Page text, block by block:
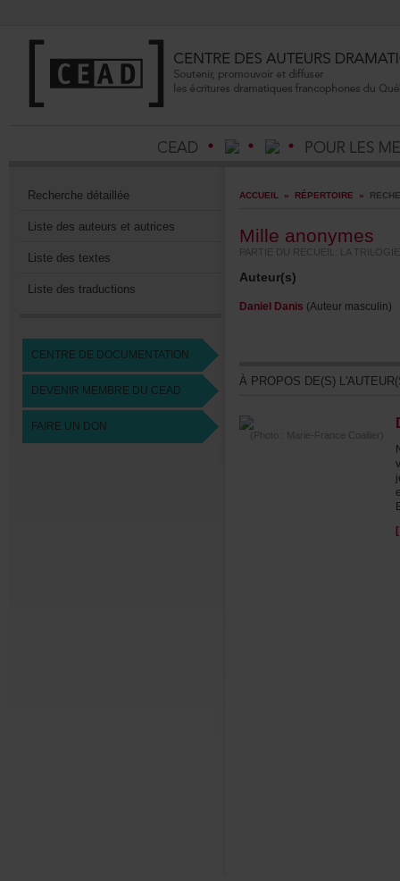
Recherchedétaillée
Listedesauteursetautrices
Listedestextes
Listedestraductions
CENTREDEDOCUMENTATION
DEVENIRMEMBREDUCEAD
FAIREUNDON
ACCUEIL » RÉPERTOIRE »
Milleanonymes
Auteur(s)
DanielDanis (Auteurmasculin)
(Photo:Marie-FranceCoallier)